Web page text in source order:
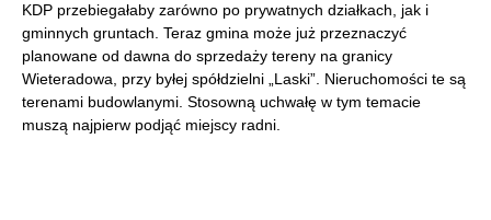
KDP przebiegałaby zarówno po prywatnych działkach, jak i
gminnych gruntach. Teraz gmina może już przeznaczyć
planowane od dawna do sprzedaży tereny na granicy
Wieteradowa, przy byłej spółdzielni „Laski”. Nieruchomości te są
terenami budowlanymi. Stosowną uchwałę w tym temacie
muszą najpierw podjąć miejscy radni.